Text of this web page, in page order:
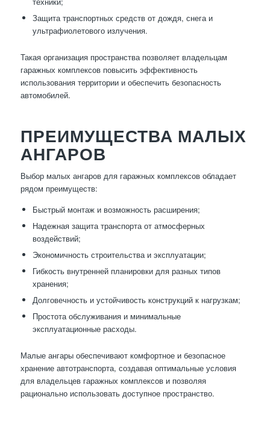
Защита транспортных средств от дождя, снега и
ультрафиолетового излучения.
Такая организация пространства позволяет владельцам
гаражных комплексов повысить эффективность
использования территории и обеспечить безопасность
автомобилей.
ПРЕИМУЩЕСТВА МАЛЫХ
АНГАРОВ
Выбор малых ангаров для гаражных комплексов обладает
рядом преимуществ:
Быстрый монтаж и возможность расширения;
Надежная защита транспорта от атмосферных
воздействий;
Экономичность строительства и эксплуатации;
Гибкость внутренней планировки для разных типов
хранения;
Долговечность и устойчивость конструкций к нагрузкам;
Простота обслуживания и минимальные
эксплуатационные расходы.
Малые ангары обеспечивают комфортное и безопасное
хранение автотранспорта, создавая оптимальные условия
для владельцев гаражных комплексов и позволяя
рационально использовать доступное пространство.